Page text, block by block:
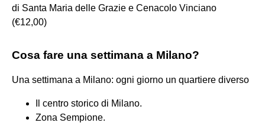
di Santa Maria delle Grazie e Cenacolo Vinciano
(€12,00)
Cosa fare una settimana a Milano?
Una settimana a Milano: ogni giorno un quartiere diverso
Il centro storico di Milano.
Zona Sempione.